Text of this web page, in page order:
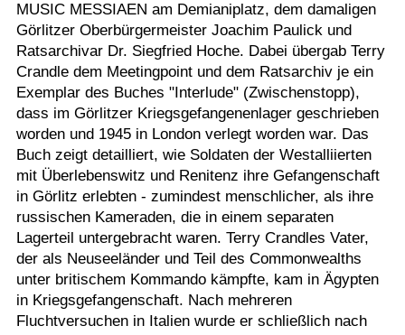
MUSIC MESSIAEN am Demianiplatz, dem damaligen
Görlitzer Oberbürgermeister Joachim Paulick und
Ratsarchivar Dr. Siegfried Hoche. Dabei übergab Terry
Crandle dem Meetingpoint und dem Ratsarchiv je ein
Exemplar des Buches "Interlude" (Zwischenstopp),
dass im Görlitzer Kriegsgefangenenlager geschrieben
worden und 1945 in London verlegt worden war. Das
Buch zeigt detailliert, wie Soldaten der Westalliierten
mit Überlebenswitz und Renitenz ihre Gefangenschaft
in Görlitz erlebten - zumindest menschlicher, als ihre
russischen Kameraden, die in einem separaten
Lagerteil untergebracht waren. Terry Crandles Vater,
der als Neuseeländer und Teil des Commonwealths
unter britischem Kommando kämpfte, kam in Ägypten
in Kriegsgefangenschaft. Nach mehreren
Fluchtversuchen in Italien wurde er schließlich nach